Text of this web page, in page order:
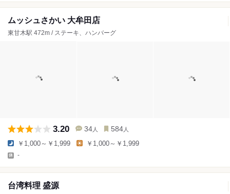
ムッシュさかい 大牟田店
東甘木駅 472m / ステーキ、ハンバーグ
3.20 34 人 584 人
￥1,000～￥1,999 ￥1,000～￥1,999
-
台湾料理 盛源